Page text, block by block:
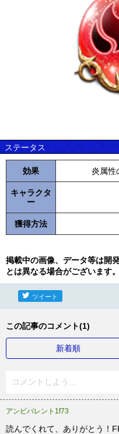
ステータス
効果 炎属性
キャラクタ
ー
獲得方法
掲載中の画像、データ等は開
とは異なる場合がございます。
ツイート
この記事のコメント(1)
新着順
コメントしよう...
アンビバレント1f73
読んでくれて、ありがとう！